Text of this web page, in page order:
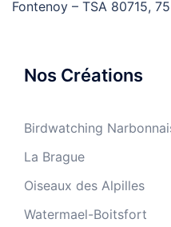
Fontenoy – TSA 80715,
Nos Créations
Birdwatching
La Brague
Oiseaux des Alpilles
Watermael-Boitsfort